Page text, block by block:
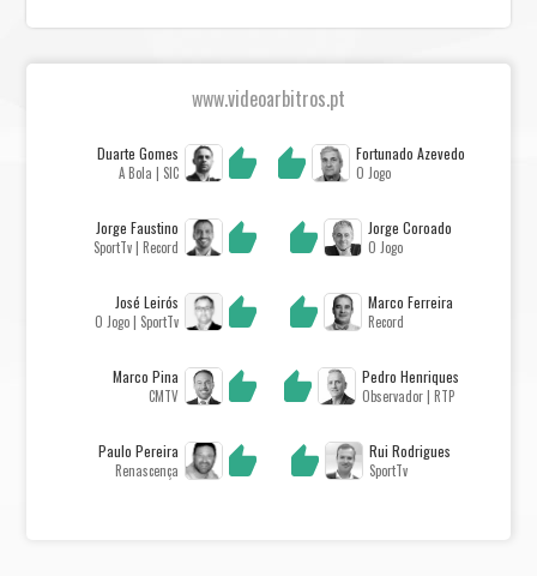
www.videoarbitros.pt
Duarte Gomes
A Bola | SIC
Fortunado Azevedo
O Jogo
Jorge Faustino
SportTv | Record
Jorge Coroado
O Jogo
José Leirós
O Jogo | SportTv
Marco Ferreira
Record
Marco Pina
CMTV
Pedro Henriques
Observador | RTP
Paulo Pereira
Renascença
Rui Rodrigues
SportTv